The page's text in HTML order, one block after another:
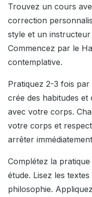
Trouvez un cours
correction
style et un
Commencez par le
contemplative.
Pratiquez 2-3 fois par
crée des habitudes et
avec votre corps.
votre corps et
arrêter
Complétez la
étude. Lisez les
philosophie.